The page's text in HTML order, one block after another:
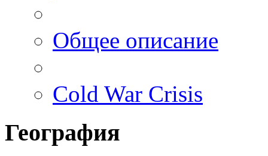
Общее описание
Cold War Crisis
География